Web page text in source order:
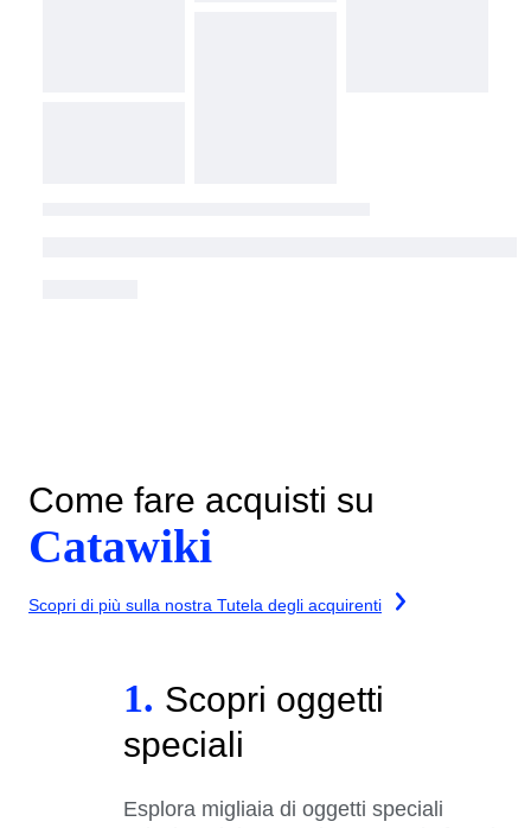
Come fare acquisti su
Catawiki
Scopri di più sulla nostra Tutela degli acquirenti
1. Scopri oggetti
speciali
Esplora migliaia di oggetti speciali